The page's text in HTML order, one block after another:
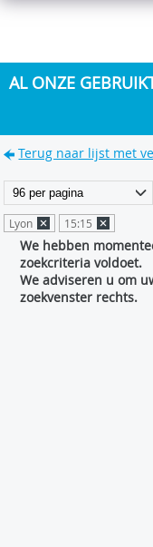
AL ONZE
Terug naar lijst met
Lyon 15:15
We hebben
zoekcriteria voldoet.
We adviseren u om
zoekvenster rechts.